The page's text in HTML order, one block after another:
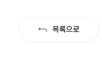
목록으로